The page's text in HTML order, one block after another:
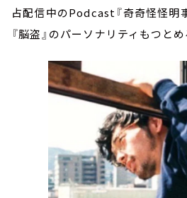
占配信中のPodcast『奇奇怪怪明
『脳盗』のパーソナリティもつとめ